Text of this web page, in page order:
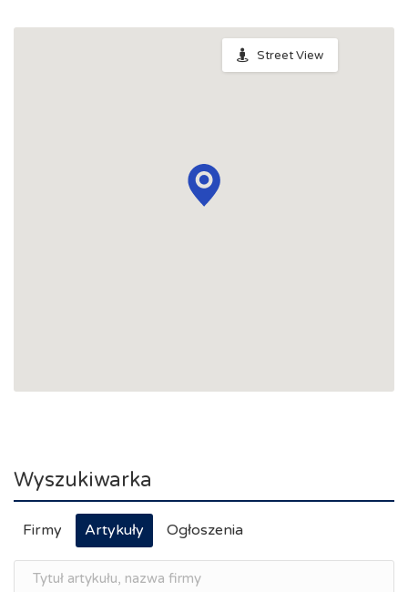
Memorandum Gospodarcze PL-CZ
Współpraca polsko-czeska
Street View
Wyszukiwarka
Firmy Artykuły Ogłoszenia